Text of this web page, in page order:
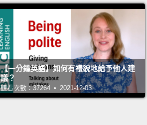
札格瑞布已發展
被票選為歐洲最
The best place
and that's where
are. There's a
Mark's church in
【一分鐘英語】如何有禮貌地給予他人建
議？
觀看次數：37264 • 2021-12-03